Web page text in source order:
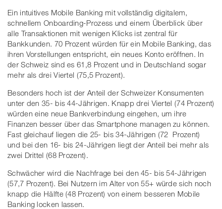
Ein intuitives Mobile Banking mit vollständig digitalem,
schnellem Onboarding-Prozess und einem Überblick über
alle Transaktionen mit wenigen Klicks ist zentral für
Bankkunden. 70 Prozent würden für ein Mobile Banking, das
ihren Vorstellungen entspricht, ein neues Konto eröffnen. In
der Schweiz sind es 61,8 Prozent und in Deutschland sogar
mehr als drei Viertel (75,5 Prozent).
Besonders hoch ist der Anteil der Schweizer Konsumenten
unter den 35- bis 44-Jährigen. Knapp drei Viertel (74 Prozent)
würden eine neue Bankverbindung eingehen, um ihre
Finanzen besser über das Smartphone managen zu können.
Fast gleichauf liegen die 25- bis 34-Jährigen (72 Prozent)
und bei den 16- bis 24-Jährigen liegt der Anteil bei mehr als
zwei Drittel (68 Prozent).
Schwächer wird die Nachfrage bei den 45- bis 54-Jährigen
(57,7 Prozent). Bei Nutzern im Alter von 55+ würde sich noch
knapp die Hälfte (48 Prozent) von einem besseren Mobile
Banking locken lassen.